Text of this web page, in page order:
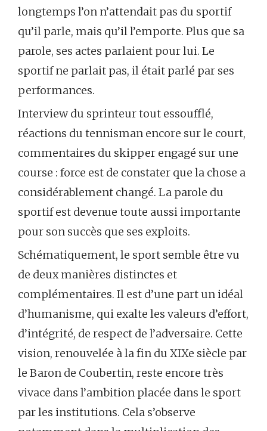
longtemps l’on n’attendait pas du sportif
qu’il parle, mais qu’il l’emporte. Plus que sa
parole, ses actes parlaient pour lui. Le
sportif ne parlait pas, il était parlé par ses
performances.
Interview du sprinteur tout essoufflé,
réactions du tennisman encore sur le court,
commentaires du skipper engagé sur une
course : force est de constater que la chose a
considérablement changé. La parole du
sportif est devenue toute aussi importante
pour son succès que ses exploits.
Schématiquement, le sport semble être vu
de deux manières distinctes et
complémentaires. Il est d’une part un idéal
d’humanisme, qui exalte les valeurs d’effort,
d’intégrité, de respect de l’adversaire. Cette
vision, renouvelée à la fin du XIXe siècle par
le Baron de Coubertin, reste encore très
vivace dans l’ambition placée dans le sport
par les institutions. Cela s’observe